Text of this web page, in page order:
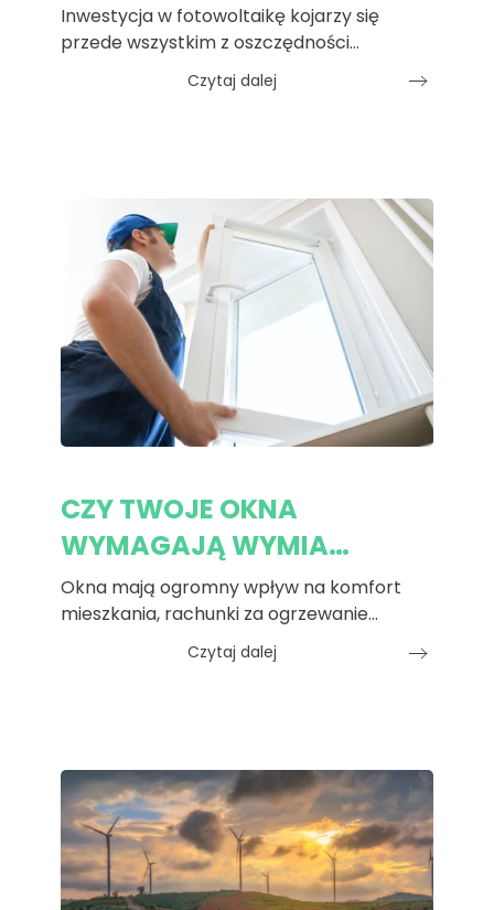
Inwestycja w fotowoltaikę kojarzy się
przede wszystkim z oszczędności…
Czytaj dalej
CZY TWOJE OKNA
WYMAGAJĄ WYMIA…
Okna mają ogromny wpływ na komfort
mieszkania, rachunki za ogrzewanie…
Czytaj dalej